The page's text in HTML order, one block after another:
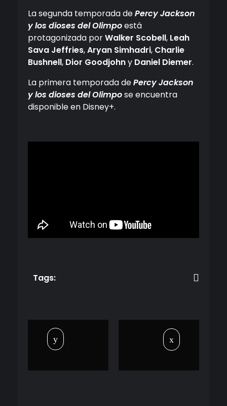
La segunda temporada dePercy Jackson
y los dioses del Olimpoestá
protagonizada porWalker Scobell, Leah
Sava Jeffries,Aryan Simhadri, Charlie
Bushnell, Dior Goodjohny Daniel Diemer.
La primera temporada dePercy Jackson
y los dioses del Olimpose encuentra
disponible en Disney+.
Tags: